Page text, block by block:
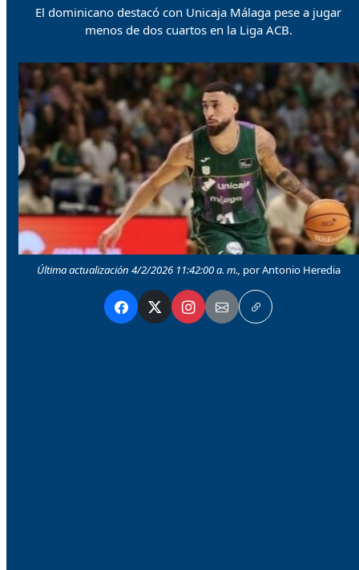
El dominicano destacó con Unicaja Málaga pese a jugar
menos de dos cuartos en la Liga ACB.
Última actualización 4/2/2026 11:42:00 a. m., por Antonio Heredia